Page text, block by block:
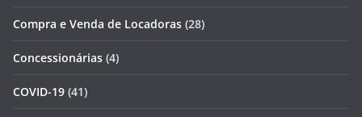
Compra e Venda de Locadoras (28)
Concessionárias (4)
COVID-19 (41)